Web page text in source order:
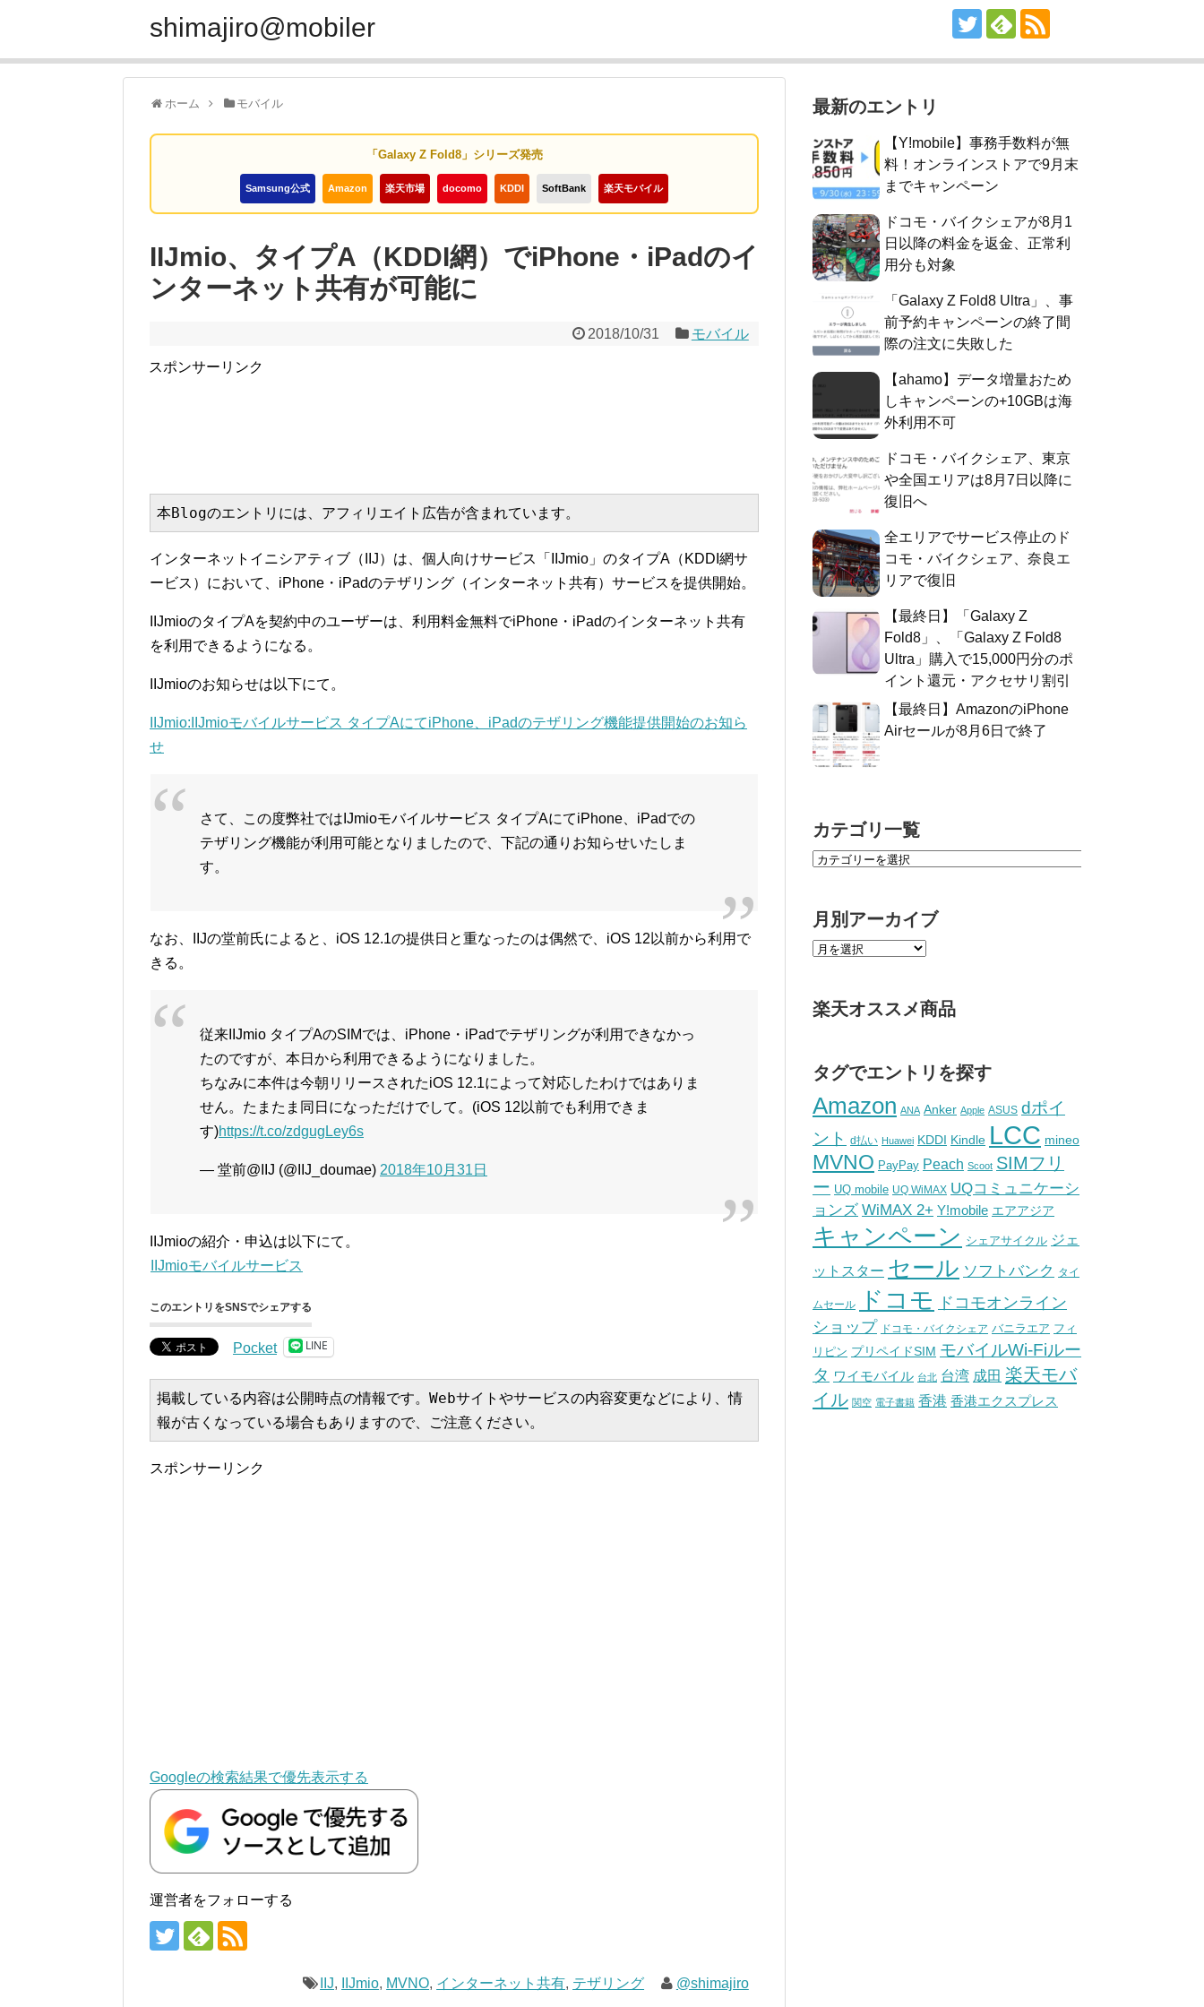
shimajiro@mobiler
ホーム モバイル
「Galaxy Z Fold8」シリーズ発売
Samsung公式 Amazon 楽天市場 docomo KDDI SoftBank 楽天モバイル
IIJmio、タイプA（KDDI網）でiPhone・iPadのイ
ンターネット共有が可能に
2018/10/31 モバイル
スポンサーリンク
本Blogのエントリには、アフィリエイト広告が含まれています。
インターネットイニシアティブ（IIJ）は、個人向けサービス「IIJmio」のタイプA（KDDI網サ
ービス）において、iPhone・iPadのテザリング（インターネット共有）サービスを提供開始。
IIJmioのタイプAを契約中のユーザーは、利用料金無料でiPhone・iPadのインターネット共有
を利用できるようになる。
IIJmioのお知らせは以下にて。
IIJmio:IIJmioモバイルサービス タイプAにてiPhone、iPadのテザリング機能提供開始のお知ら
せ
さて、この度弊社ではIJmioモバイルサービス タイプAにてiPhone、iPadでの
テザリング機能が利用可能となりましたので、下記の通りお知らせいたしま
す。
なお、IIJの堂前氏によると、iOS 12.1の提供日と重なったのは偶然で、iOS 12以前から利用で
きる。
従来IIJmio タイプAのSIMでは、iPhone・iPadでテザリングが利用できなかっ
たのですが、本日から利用できるようになりました。
ちなみに本件は今朝リリースされたiOS 12.1によって対応したわけではありま
せん。たまたま同日になっただけでして。(iOS 12以前でも利用できま
す)https://t.co/zdgugLey6s
— 堂前@IIJ (@IIJ_doumae) 2018年10月31日
IIJmioの紹介・申込は以下にて。
IIJmioモバイルサービス
このエントリをSNSでシェアする
Pocket LINE
掲載している内容は公開時点の情報です。Webサイトやサービスの内容変更などにより、情
報が古くなっている場合もありますので、ご注意ください。
スポンサーリンク
Googleの検索結果で優先表示する
運営者をフォローする
IIJ, IIJmio, MVNO, インターネット共有, テザリング @shimajiro
最新のエントリ
【Y!mobile】事務手数料が無
料！オンラインストアで9月末
までキャンペーン
ドコモ・バイクシェアが8月1
日以降の料金を返金、正常利
用分も対象
「Galaxy Z Fold8 Ultra」、事
前予約キャンペーンの終了間
際の注文に失敗した
【ahamo】データ増量おため
しキャンペーンの+10GBは海
外利用不可
ドコモ・バイクシェア、東京
や全国エリアは8月7日以降に
復旧へ
全エリアでサービス停止のド
コモ・バイクシェア、奈良エ
リアで復旧
【最終日】「Galaxy Z
Fold8」、「Galaxy Z Fold8
Ultra」購入で15,000円分のポ
イント還元・アクセサリ割引
【最終日】AmazonのiPhone
Airセールが8月6日で終了
カテゴリ一覧
月別アーカイブ
楽天オススメ商品
タグでエントリを探す
Amazon ANA Anker Apple ASUS dポイ
ント
d払い Huawei KDDI Kindle LCC mineo
MVNO PayPay Peach Scoot SIMフリ
ー UQ mobile UQ WiMAX UQコミュニケーシ
ョンズ WiMAX 2+ Y!mobile エアアジア
キャンペーン シェアサイクル ジェ
ットスター セール ソフトバンク タイ
ムセール ドコモ
ドコモオンライン
ショップ ドコモ・バイクシェア バニラエア フィ
リピン プリペイドSIM モバイルWi-Fiルー
タ ワイモバイル 台北 台湾 成田 楽天モバ
イル 関空 電子書籍 香港 香港エクスプレス